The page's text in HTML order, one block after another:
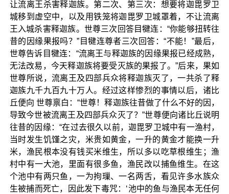
让流离王杀害释迦族。第二次、第三次：想要将迦毘罗卫
城移到虚空中，以及用铁笼将迦毘罗卫城罩着，不让流离
王入城杀害释迦族。世尊三次回答目犍连：“你能够扭转往
昔的因缘果报吗？”目犍连尊者三次回答：“不能！”最后，
世尊告诉目犍连：“流离王与释迦族的因缘果报已经成熟，
无法改易，今天释迦族将要受灭族的果报了。”后来，果如
世尊所说，流离王及四部兵众将释迦族灭了，一共杀了释
迦族九千九百九十万人。经过这样惨烈的事情以后，诸比
丘便向 世尊禀白：“世尊！释迦族往昔做了什么不好的因，
导致今世被流离王及四部兵众灭了？”世尊便向诸比丘说明
往昔的因缘：“在过去很久以前，迦毘罗卫城中有一渔村，
当时发生饥馑之灾，米贵如黄金，一升的黄金才能换一升
米，渔民根本没有钱买米维生，所以多以吃草根维生；渔
村中有一大池，里面有很多鱼，渔民改以捕鱼维生。在这
个池中有两只鱼，一为拘璅、一名两舌，看见许多水族众
生被捕而死亡，因此发下毒咒：‘池中的鱼与渔民本无任何